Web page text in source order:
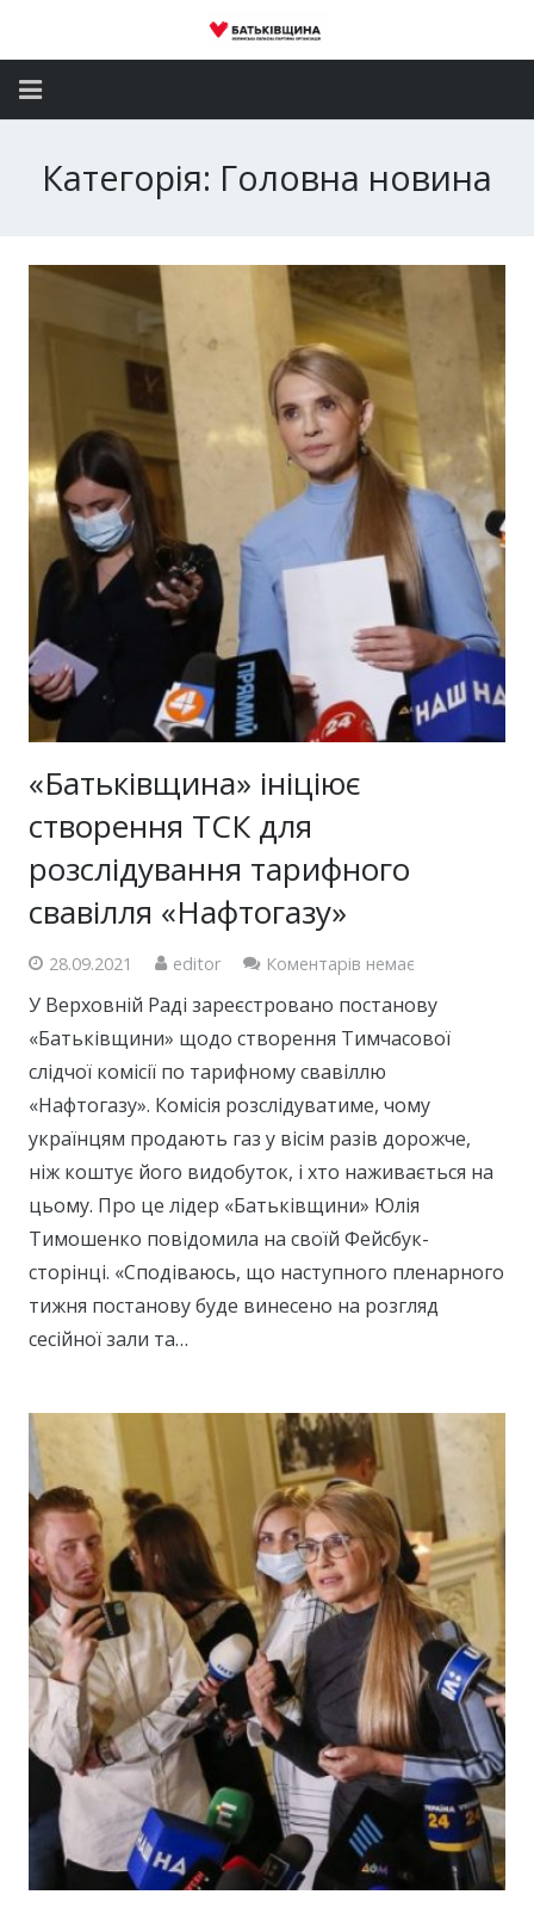
Депутатський корпус
Громадські приймальні
Категорія: Головна новина
«Батьківщина» ініціює
створення ТСК для
розслідування тарифного
свавілля «Нафтогазу»
28.09.2021 editor Коментарів немає
У Верховній Раді зареєстровано постанову
«Батьківщини» щодо створення Тимчасової
слідчої комісії по тарифному свавіллю
«Нафтогазу». Комісія розслідуватиме, чому
українцям продають газ у вісім разів дорожче,
ніж коштує його видобуток, і хто наживається на
цьому. Про це лідер «Батьківщини» Юлія
Тимошенко повідомила на своїй Фейсбук-
сторінці. «Сподіваюсь, що наступного пленарного
тижня постанову буде винесено на розгляд
сесійної зали та…